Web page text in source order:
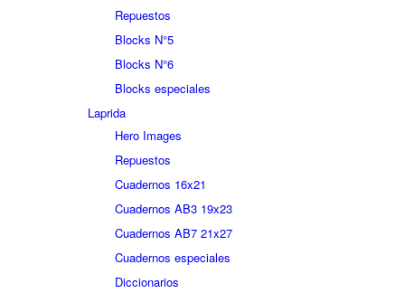
Repuestos
Blocks N°5
Blocks N°6
Blocks especiales
Laprida
Hero Images
Repuestos
Cuadernos 16x21
Cuadernos AB3 19x23
Cuadernos AB7 21x27
Cuadernos especiales
Diccionarios